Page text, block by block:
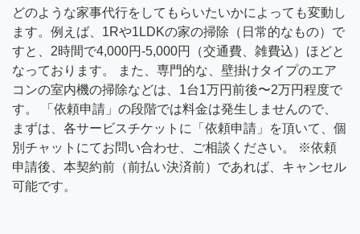
どのような家事代行をしてもらいたいかによっても変動し
ます。例えば、1Rや1LDKの家の掃除（日常的なもの）で
すと、2時間で4,000円-5,000円（交通費、雑費込）ほどと
なっております。 また、専門的な、壁掛けタイプのエア
コンの室内機の掃除などは、1台1万円前後〜2万円程度で
す。 「依頼申請」の段階では料金は発生しませんので、
まずは、各サービスチケットに「依頼申請」を頂いて、個
別チャットにてお問い合わせ、ご相談ください。 ※依頼
申請後、本契約前（前払い決済前）であれば、キャンセル
可能です。